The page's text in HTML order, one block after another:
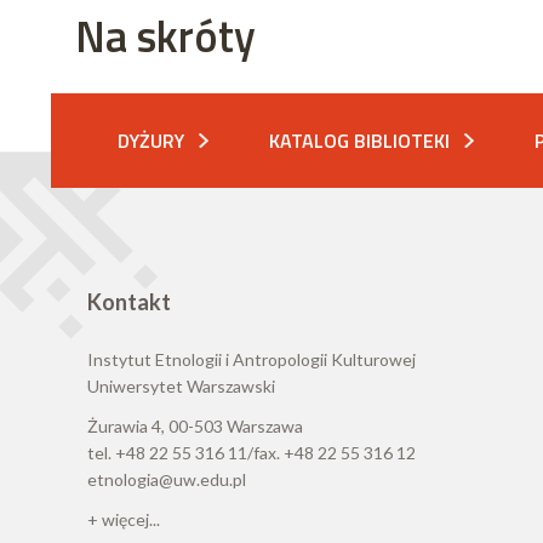
Na skróty
DYŻURY KATALOG BIBLIOTEKI
Kontakt
Instytut Etnologii i Antropologii Kulturowej
Uniwersytet Warszawski
Żurawia 4, 00-503 Warszawa
tel. +48 22 55 316 11/fax. +48 22 55 316 12
etnologia@uw.edu.pl
+ więcej...